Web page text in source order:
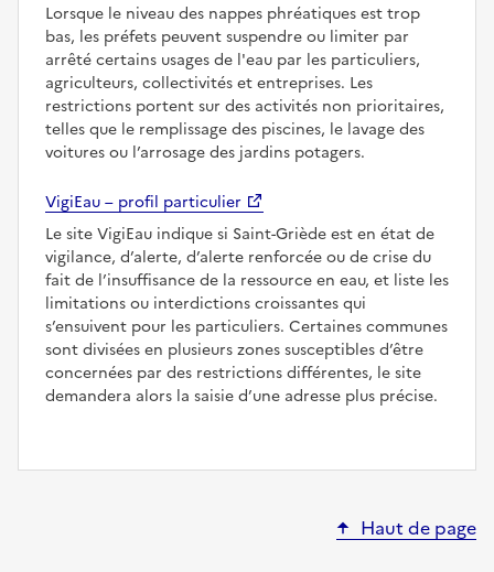
Lorsque le niveau des nappes phréatiques est trop
bas, les préfets peuvent suspendre ou limiter par
arrêté certains usages de l'eau par les particuliers,
agriculteurs, collectivités et entreprises. Les
restrictions portent sur des activités non prioritaires,
telles que le remplissage des piscines, le lavage des
voitures ou l’arrosage des jardins potagers.
VigiEau – profil particulier
Le site VigiEau indique si Saint-Griède est en état de
vigilance, d’alerte, d’alerte renforcée ou de crise du
fait de l’insuffisance de la ressource en eau, et liste les
limitations ou interdictions croissantes qui
s’ensuivent pour les particuliers. Certaines communes
sont divisées en plusieurs zones susceptibles d’être
concernées par des restrictions différentes, le site
demandera alors la saisie d’une adresse plus précise.
Haut de page